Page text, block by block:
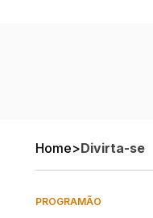
Home>Divirta-se
PROGRAMÃO